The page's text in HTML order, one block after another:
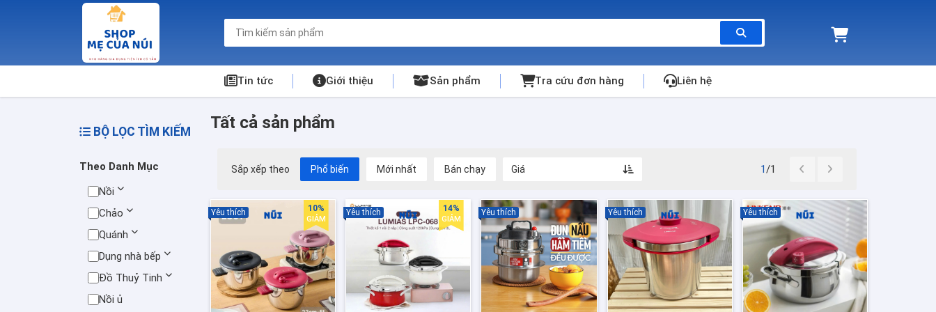
Tin tức Giới thiệu Sản phẩm Tra cứu đơn hàng Liên hệ
BỘ LỌC TÌM KIẾM
Theo Danh Mục
Nồi
Chảo
Quánh
Dụng nhà bếp
Đồ Thuỷ Tinh
Nồi ủ
Tất cả sản phẩm
Sắp xếp theo Phổ biến Mới nhất Bán chạy Giá 1 /1
Yêu thích 10%
GIẢM
Yêu thích 14%
GIẢM
Yêu thích Yêu thích Yêu thích